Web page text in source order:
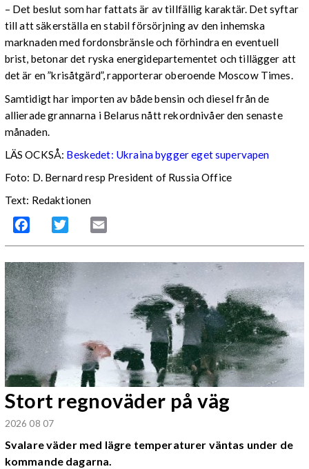
– Det beslut som har fattats är av tillfällig karaktär. Det syftar
till att säkerställa en stabil försörjning av den inhemska
marknaden med fordonsbränsle och förhindra en eventuell
brist, betonar det ryska energidepartementet och tillägger att
det är en ”krisåtgärd”, rapporterar oberoende Moscow Times.
Samtidigt har importen av både bensin och diesel från de
allierade grannarna i Belarus nått rekordnivåer den senaste
månaden.
LÄS OCKSÅ: Beskedet: Ukraina bygger eget supervapen
Foto: D. Bernard resp President of Russia Office
Text: Redaktionen
Facebook Twitter
Stort regnoväder på väg
2026 08 07
Svalare väder med lägre temperaturer väntas under de
kommande dagarna.